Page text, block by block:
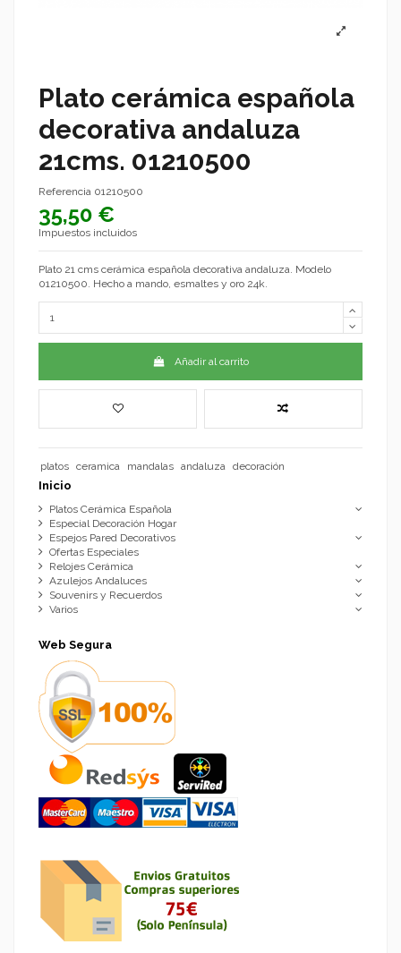
Plato cerámica española
decorativa andaluza
21cms. 01210500
Referencia 01210500
35,50 €
Impuestos incluidos
Plato 21 cms cerámica española decorativa andaluza. Modelo
01210500. Hecho a mando, esmaltes y oro 24k.
Añadir al carrito
platos ceramica mandalas andaluza decoración
Inicio
Platos Cerámica Española
Especial Decoración Hogar
Espejos Pared Decorativos
Ofertas Especiales
Relojes Cerámica
Azulejos Andaluces
Souvenirs y Recuerdos
Varios
Web Segura